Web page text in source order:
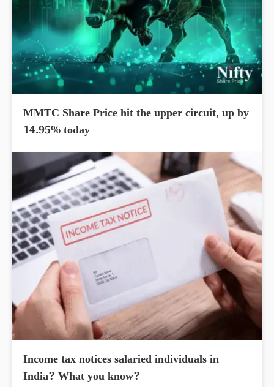
MMTC Share Price hit the upper circuit, up by
14.95% today
Income tax notices salaried individuals in
India? What you know?